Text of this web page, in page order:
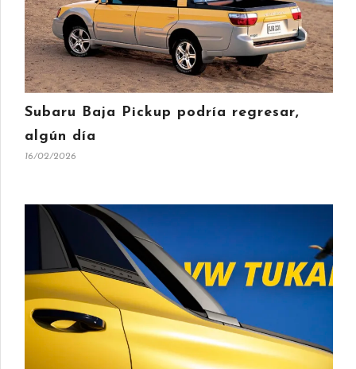
Subaru Baja Pickup podría regresar,
algún día
16/02/2026